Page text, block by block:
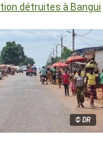
détruites à Bangui
© DR